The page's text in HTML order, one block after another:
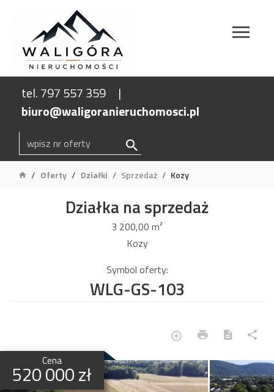
tel. 797 557 359
biuro@waligoranieruchomosci.pl
Oferty Działki Sprzedaż Kozy
Działka na sprzedaż
3 200,00 m²
Kozy
Symbol oferty:
WLG-GS-103
Cena
520 000 zł